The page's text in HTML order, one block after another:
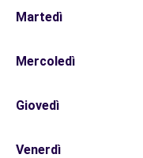
Martedì
Mercoledì
Giovedì
Venerdì